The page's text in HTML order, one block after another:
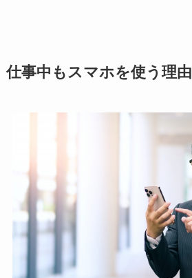
仕事中もスマホを使う理由